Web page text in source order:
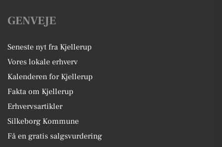
GENVEJE
Seneste nyt fra Kjellerup
Vores lokale erhverv
Kalenderen for Kjellerup
Fakta om Kjellerup
Erhvervsartikler
Silkeborg Kommune
Få en gratis salgsvurdering